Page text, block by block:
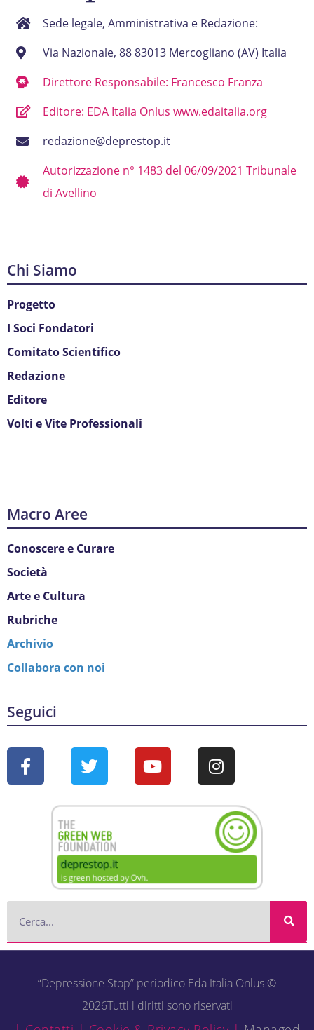
Sede legale, Amministrativa e Redazione:
Via Nazionale, 88 83013 Mercogliano (AV) Italia
Direttore Responsabile: Francesco Franza
Editore: EDA Italia Onlus www.edaitalia.org
redazione@deprestop.it
Autorizzazione n° 1483 del 06/09/2021 Tribunale
di Avellino
Chi Siamo
Progetto
I Soci Fondatori
Comitato Scientifico
Redazione
Editore
Volti e Vite Professionali
Macro Aree
Conoscere e Curare
Società
Arte e Cultura
Rubriche
Archivio
Collabora con noi
Seguici
“Depressione Stop” periodico Eda Italia Onlus ©
2026Tutti i diritti sono riservati